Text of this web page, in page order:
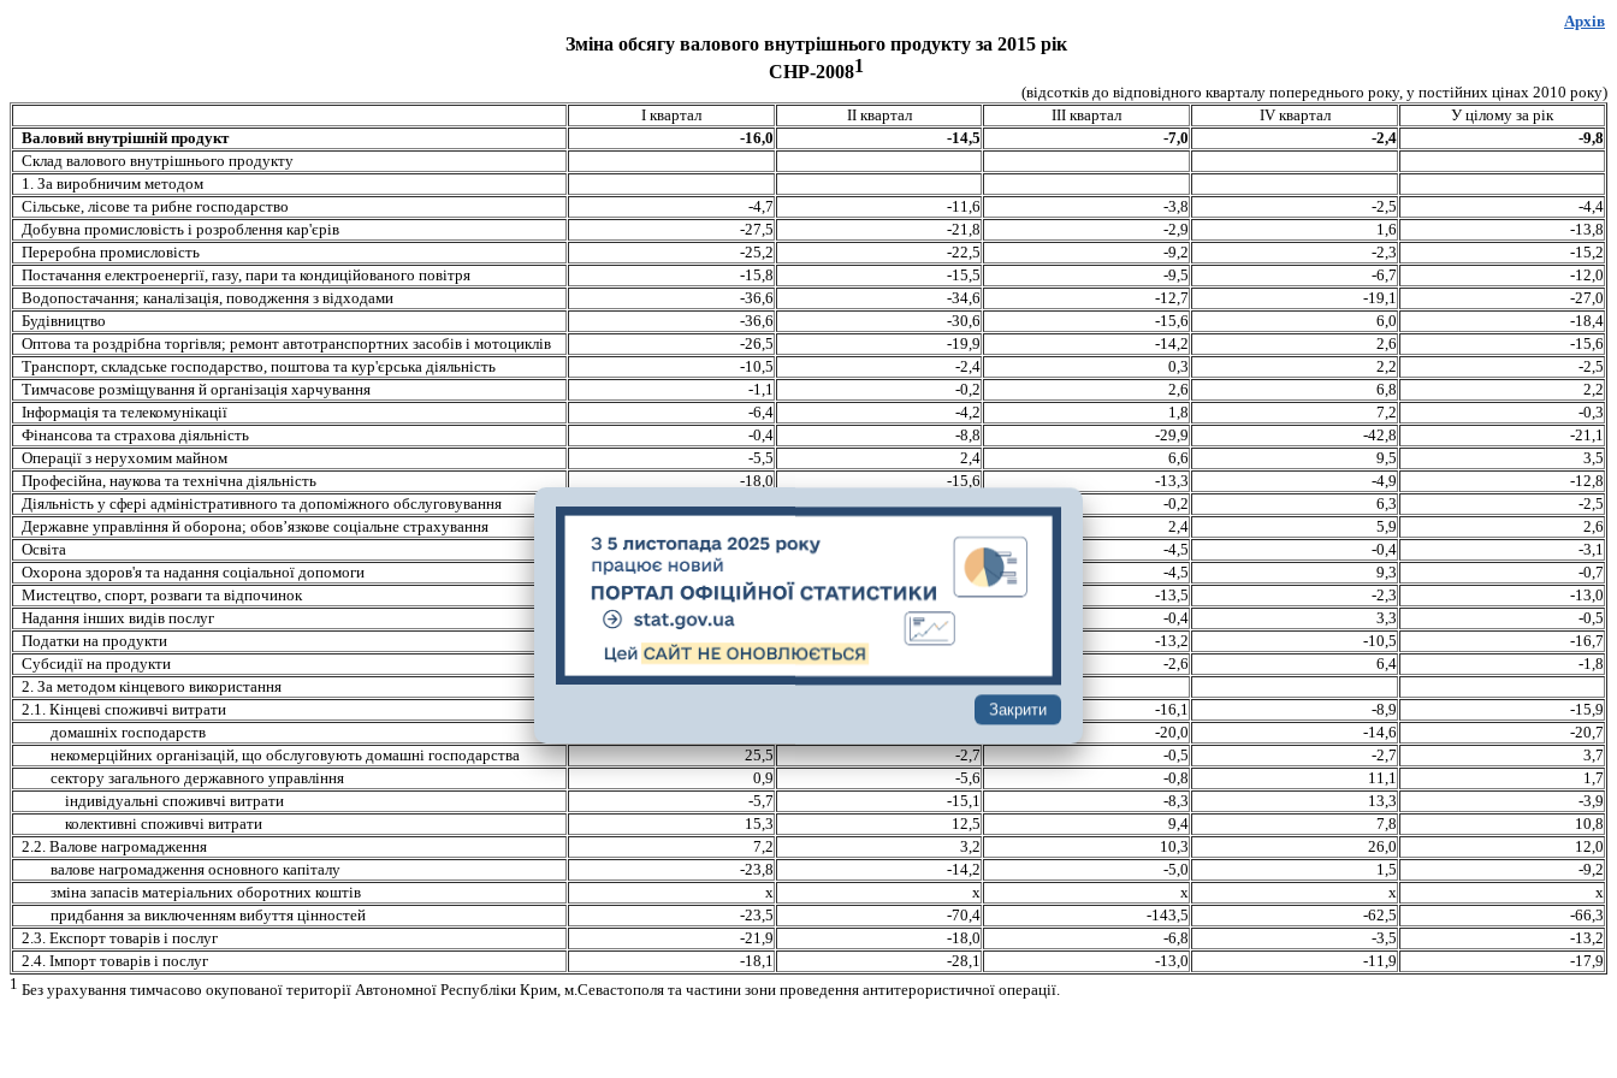
Архів
Зміна обсягу валового внутрішнього продукту за 2015рік
СНP-20081
(відсотків до відповідного кварталу попереднього року, у постійних цінах 2010 року)
І квартал
ІІ квартал ІІІ квартал ІVквартал У цілому за рік
Валовий внутрішній продукт
-16,0 -14,5 -7,0 -2,4
-9,8
Склад валового внутрішнього продукту
1. За виробничим методом
Сільське, лісове та рибне господарство
-4,7 -11,6 -3,8 -2,5
-4,4
Добувна промисловість і розроблення кар'єрів
-27,5 -21,8 -2,9 1,6
-13,8
Переробна промисловість
-25,2 -22,5 -9,2 -2,3
-15,2
Постачання електроенергії, газу, пари та кондиційованого повітря
-15,8 -15,5 -9,5 -6,7
-12,0
Водопостачання; каналізація, поводження з відходами
-36,6 -34,6 -12,7 -19,1
-27,0
Будівництво
-36,6 -30,6 -15,6 6,0
-18,4
Оптова та роздрібна торгівля; ремонт автотранспортних засобів і мотоциклів
-26,5 -19,9 -14,2 2,6
-15,6
Транспорт, складське господарство, поштова та кур'єрська діяльність
-10,5 -2,4 0,3 2,2
-2,5
Тимчасове розміщування й організація харчування
-1,1 -0,2 2,6 6,8
2,2
Інформація та телекомунікації
-6,4 -4,2 1,8 7,2
-0,3
Фінансова та страхова діяльність
-0,4 -8,8 -29,9 -42,8
-21,1
Операції з нерухомим майном
-5,5 2,4 6,6 9,5
3,5
Професійна, наукова та технічна діяльність
-18,0 -15,6 -13,3 -4,9
-12,8
Діяльність у сфері адміністративного та допоміжного обслуговування
-9,7 -6,0 -0,2 6,3
-2,5
Державне управління й оборона; обов’язкове соціальне страхування
2,4 5,9
2,6
Освіта
-4,5 -3,0 -4,5 -0,4
-3,1
Охорона здоров'я та надання соціальної допомоги
-9,8 -4,5 9,3
-0,7
Мистецтво, спорт, розваги та відпочинок
-13,4 -22,3 -13,5 -2,3
-13,0
Надання інших видів послуг
-0,4 3,3
-0,5
Податки на продукти
-19,5 -23,9 -13,2 -10,5
-16,7
Субсидії на продукти
-7,1 -2,6 6,4
-1,8
2. За методом кінцевого використання
2.1. Кінцеві споживчі витрати
-16,1 -8,9
-15,9
домашніх господарств
-20,0 -14,6
-20,7
некомерційних організацій, що обслуговують домашні господарства
25,5 -2,7 -0,5 -2,7
3,7
сектору загального державного управління
0,9 -5,6 -0,8 11,1
1,7
індивідуальні споживчі витрати
-5,7 -15,1 -8,3 13,3
-3,9
колективні споживчі витрати
15,3 12,5 9,4 7,8
10,8
2.2. Валове нагромадження
7,2 3,2 10,3 26,0
12,0
валове нагромадження основного капіталу
-23,8 -14,2 -5,0 1,5
-9,2
зміна запасів матеріальних оборотних коштів
х х х х
х
придбання за виключенням вибуття цінностей
-23,5 -70,4 -143,5 -62,5
-66,3
2.3. Експорт товарів і послуг
-21,9 -18,0 -6,8 -3,5
-13,2
2.4. Імпорт товарів і послуг
-18,1 -28,1 -13,0 -11,9
-17,9
1 Без урахування тимчасово окупованої території Автономної Республіки Крим, м.Севастополя та частини зони проведення антитерористичної операції.
Закрити